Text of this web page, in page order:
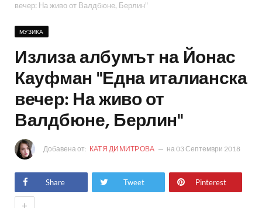
вечер: На живо от Валдбюне, Берлин"
МУЗИКА
Излиза албумът на Йонас
Кауфман "Една италианска
вечер: На живо от
Валдбюне, Берлин"
Добавена от: КАТЯ ДИМИТРОВА на 03 Септември 2018
Share Tweet Pinterest